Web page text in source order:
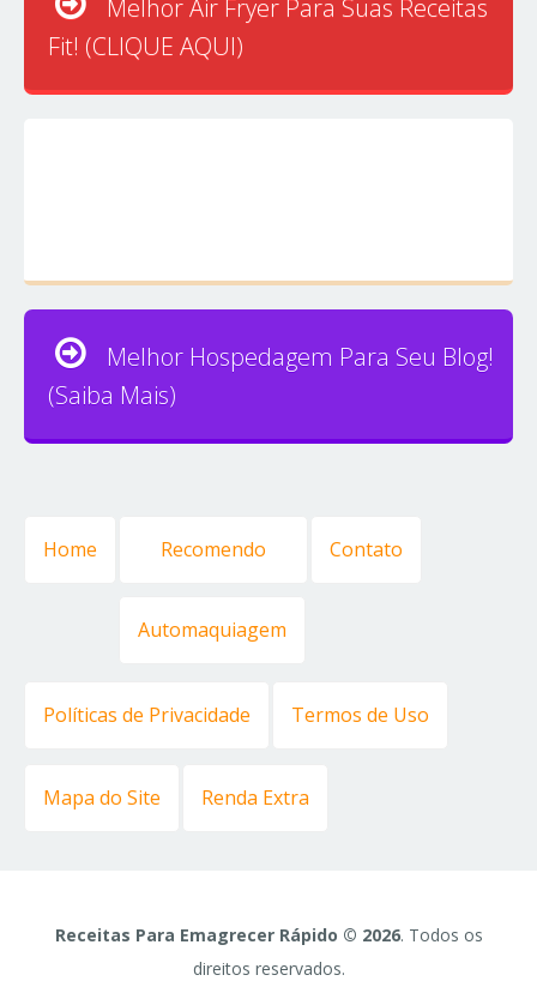
Melhor Air Fryer Para Suas Receitas
Fit! (CLIQUE AQUI)
Melhor Hospedagem Para Seu Blog!
(Saiba Mais)
Home Recomendo
Automaquiagem
Contato
Políticas de Privacidade Termos de Uso
Mapa do Site Renda Extra
Receitas Para Emagrecer Rápido © 2026. Todos os
direitos reservados.